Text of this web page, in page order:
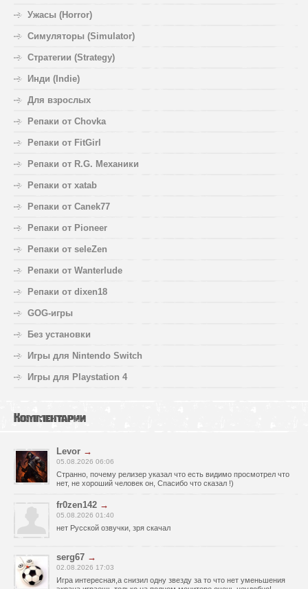
Ужасы (Horror)
Симуляторы (Simulator)
Стратегии (Strategy)
Инди (Indie)
Для взрослых
Репаки от Chovka
Репаки от FitGirl
Репаки от R.G. Механики
Репаки от xatab
Репаки от Canek77
Репаки от Pioneer
Репаки от seleZen
Репаки от Wanterlude
Репаки от dixen18
GOG-игры
Без установки
Игры для Nintendo Switch
Игры для Playstation 4
Комментарии
Levor →
05.08.2026 06:06
Странно, почему релизер указал что есть видимо просмотрел что
нет, не хороший человек он, Спасибо что сказал !)
fr0zen142 →
05.08.2026 01:40
нет Русской озвучки, зря скачал
serg67 →
02.08.2026 17:03
Игра интересная,а снизил одну звезду за то что нет уменьшения